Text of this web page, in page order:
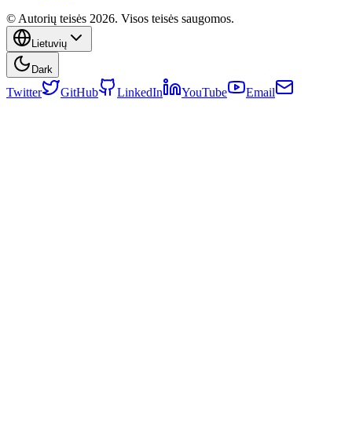
© Autorių teisės 2026. Visos teisės saugomos.
Lietuvių
Dark
Twitter GitHub LinkedIn YouTube Email